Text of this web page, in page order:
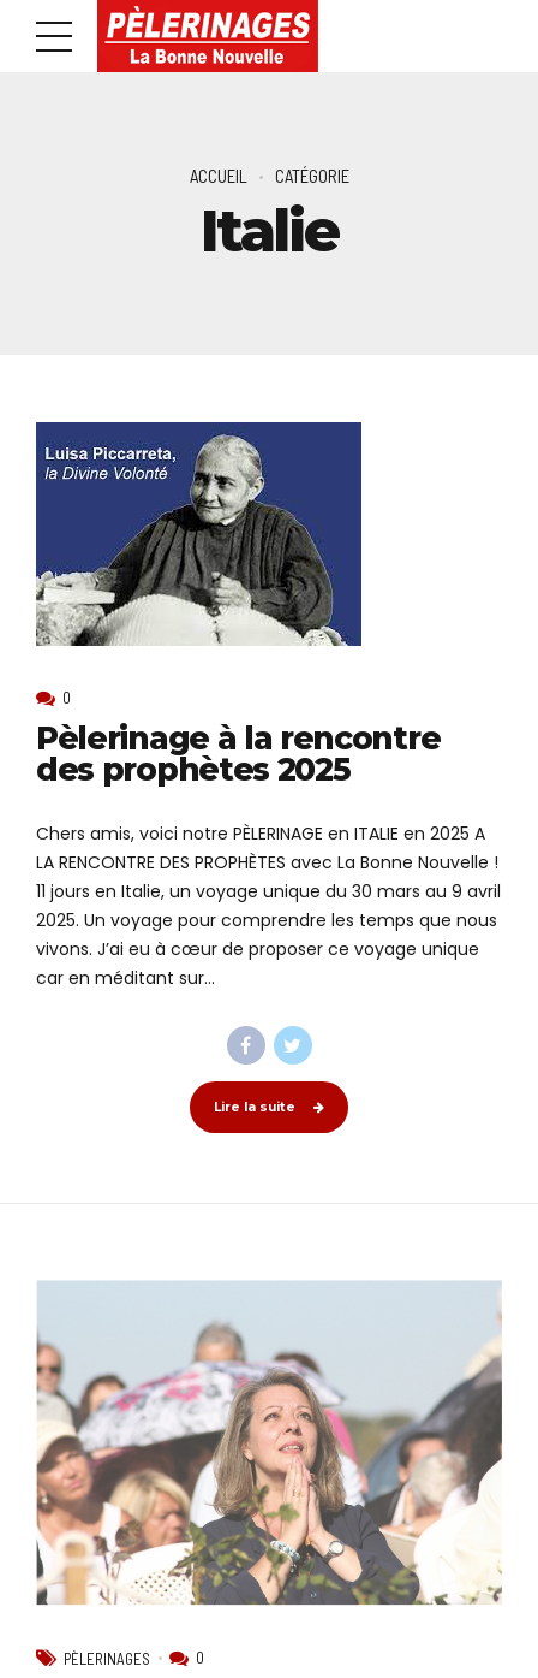
ACCUEIL CATÉGORIE
Italie
0
Pèlerinage à la rencontre
des prophètes 2025
Chers amis, voici notre PÈLERINAGE en ITALIE en 2025 A
LA RENCONTRE DES PROPHÈTES avec La Bonne Nouvelle !
11 jours en Italie, un voyage unique du 30 mars au 9 avril
2025. Un voyage pour comprendre les temps que nous
vivons. J’ai eu à cœur de proposer ce voyage unique
car en méditant sur...
Lire la suite
PÈLERINAGES 0